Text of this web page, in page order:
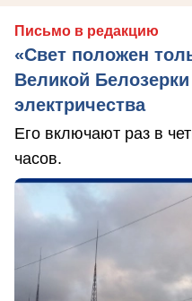
Письмо в редакцию
«Свет положен
Великой
электричества
Его включают раз в
часов.